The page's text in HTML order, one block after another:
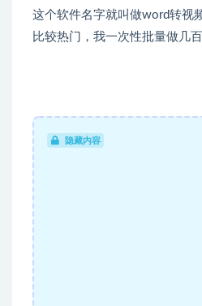
这个软件名字就叫做word转视
比较热门，我一次性批量做几
隐藏内容